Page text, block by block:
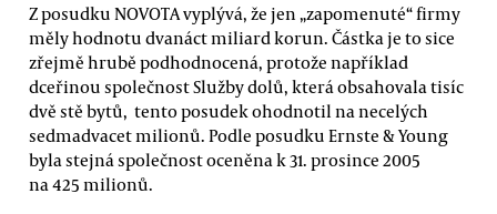
Z posudku NOVOTA vyplývá, že jen „zapomenuté“ firmy
měly hodnotu dvanáct miliard korun. Částka je to sice
zřejmě hrubě podhodnocená, protože například
dceřinou společnost Služby dolů, která obsahovala tisíc
dvě stě bytů, tento posudek ohodnotil na necelých
sedmadvacet milionů. Podle posudku Ernste & Young
byla stejná společnost oceněna k 31. prosince 2005
na 425 milionů.